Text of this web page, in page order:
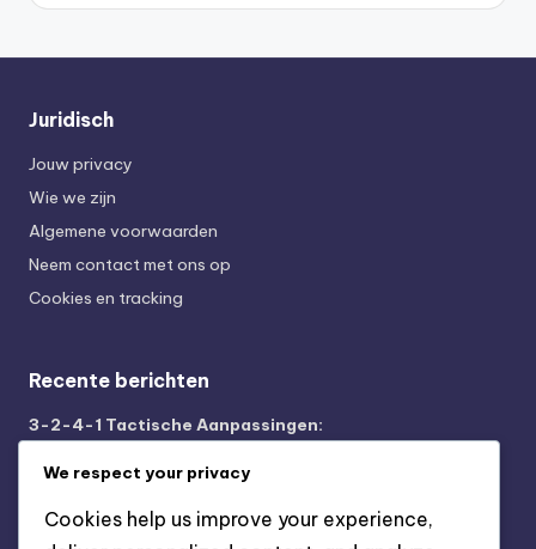
Juridisch
Jouw privacy
Wie we zijn
Algemene voorwaarden
Neem contact met ons op
Cookies en tracking
Recente berichten
3-2-4-1 Tactische Aanpassingen:
Formatieverschuivingen, Spelerwissels, Tactieken
tijdens de wedstrijd
3-2-4-1 Strategie: Technologie integreren,
Gegevensanalyse, Prestatiemetrics
We respect your privacy
Cookies help us improve your experience,